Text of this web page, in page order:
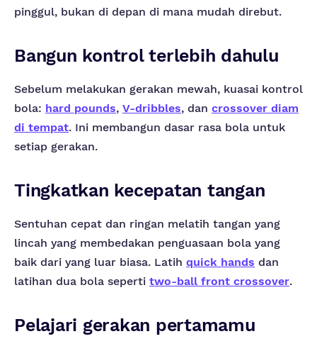
pinggul, bukan di depan di mana mudah direbut.
Bangun kontrol terlebih dahulu
Sebelum melakukan gerakan mewah, kuasai kontrol
bola: hard pounds, V-dribbles, dan crossover diam
di tempat. Ini membangun dasar rasa bola untuk
setiap gerakan.
Tingkatkan kecepatan tangan
Sentuhan cepat dan ringan melatih tangan yang
lincah yang membedakan penguasaan bola yang
baik dari yang luar biasa. Latih quick hands dan
latihan dua bola seperti two-ball front crossover.
Pelajari gerakan pertamamu